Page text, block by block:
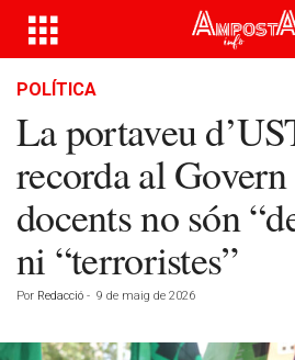
POLÍTICA
La portaveu
recorda al
docents no són
ni “terroristes”
Por Redacció - 9 de maig de 2026